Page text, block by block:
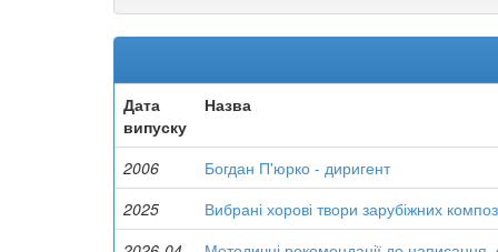
Дата
випуску
Назва
2006 Богдан П'юрко - диригент
2025
Вибрані хорові твори зарубіжних